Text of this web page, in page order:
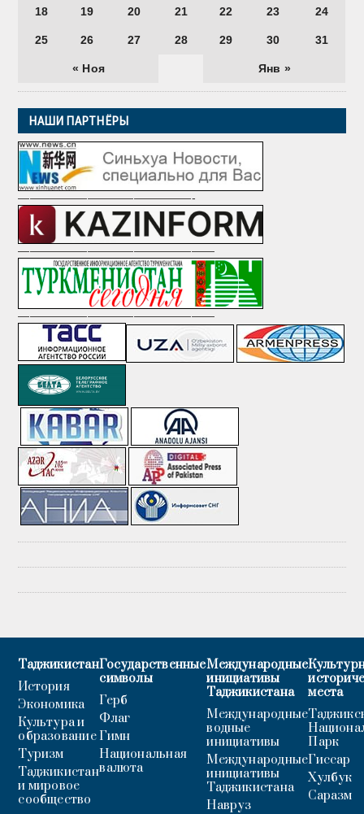
« Ноя Янв »
18 19 20 21 22 23 24
25 26 27 28 29 30 31
НАШИ ПАРТНЁРЫ
———————————————-
—————————————————
—————————————————
Таджикистан
История
Экономика
Культура и
образование
Туризм
Таджикистан
и мировое
сообщество
Государственные
символы
Герб
Флаг
Гимн
Национальная
валюта
Международные
инициативы
Таджикистана
Международные
водные
инициативы
Международные
инициативы
Таджикистана
Навруз
места
Парк
Гиссар
Хулбук
Саразм